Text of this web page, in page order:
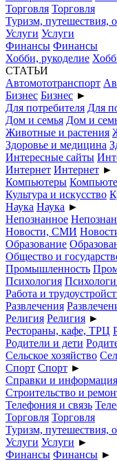
Торговля Торговля
Туризм, путешествия,
Услуги Услуги
Финансы Финансы
Хобби, рукоделие
СТАТЬИ
Автомототранспорт
Бизнес Бизнес ►
Для потребителя Для
Дом и семья Дом и
Животные и растения
Здоровье и медицина
Интересные сайты
Интернет Интернет ►
Компьютеры
Культура и искусство
Наука Наука ►
Непознанное
Новости, СМИ
Образование
Общество и
Промышленность
Психология
Работа и
Развлечения
Религия Религия ►
Рестораны, кафе, ТРЦ
Родители и дети
Сельское хозяйство
Спорт Спорт ►
Справки и информация
Строительство и
Телефония и связь
Торговля Торговля
Туризм, путешествия,
Услуги Услуги ►
Финансы Финансы ►